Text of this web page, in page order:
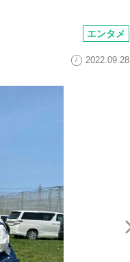
エンタメ
2022.09.28